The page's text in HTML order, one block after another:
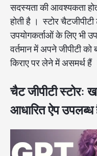
सदस्यता की आवश्यकता
होती है । स्टोर
उपयोगकर्ताओं के लिए भी
वर्तमान में अपने जीपीटी
किराए पर लेने में असमर्थ हैं
चैट जीपीटी स्टोर:
आधारित ऐप उपलब्ध